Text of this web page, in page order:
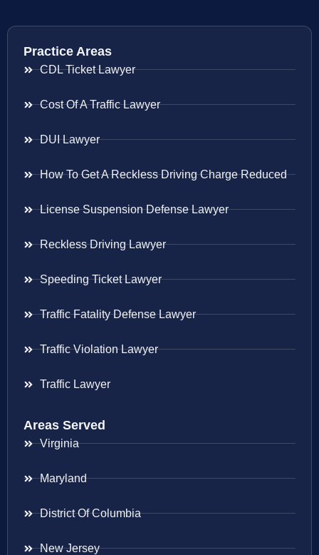
Practice Areas
CDL Ticket Lawyer
Cost Of A Traffic Lawyer
DUI Lawyer
How To Get A Reckless Driving Charge Reduced
License Suspension Defense Lawyer
Reckless Driving Lawyer
Speeding Ticket Lawyer
Traffic Fatality Defense Lawyer
Traffic Violation Lawyer
Traffic Lawyer
Areas Served
Virginia
Maryland
District Of Columbia
New Jersey